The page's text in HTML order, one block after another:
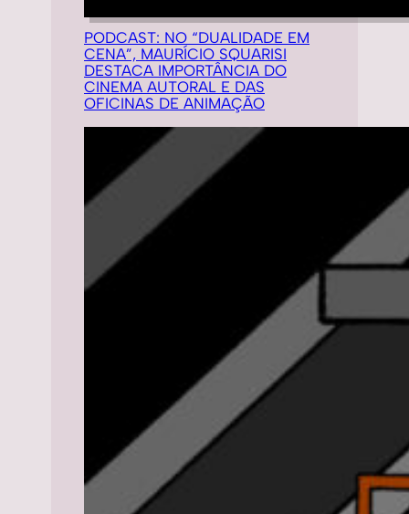
PODCAST: NO “DUALIDADE EM
CENA”, MAURÍCIO SQUARISI
DESTACA IMPORTÂNCIA DO
CINEMA AUTORAL E DAS
OFICINAS DE ANIMAÇÃO